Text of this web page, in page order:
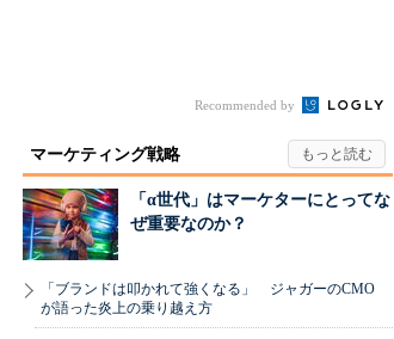
Recommended by
マーケティング戦略
「α世代」はマーケターにとってな
ぜ重要なのか？
「ブランドは叩かれて強くなる」 ジャガーのCMO
が語った炎上の乗り越え方